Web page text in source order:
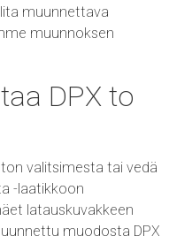
muunnettava
muunnoksen
DPX to
valitsimesta tai vedä
-laatikkoon
latauskuvakkeen
muodosta DPX